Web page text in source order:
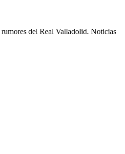
del Real Valladolid. Noticias